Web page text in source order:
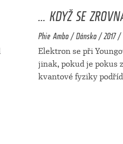
... KDYŽ SE
Phie Ambo / Dánsko / 2017
Elektron se při
jinak, pokud je pokus
kvantové fyziky